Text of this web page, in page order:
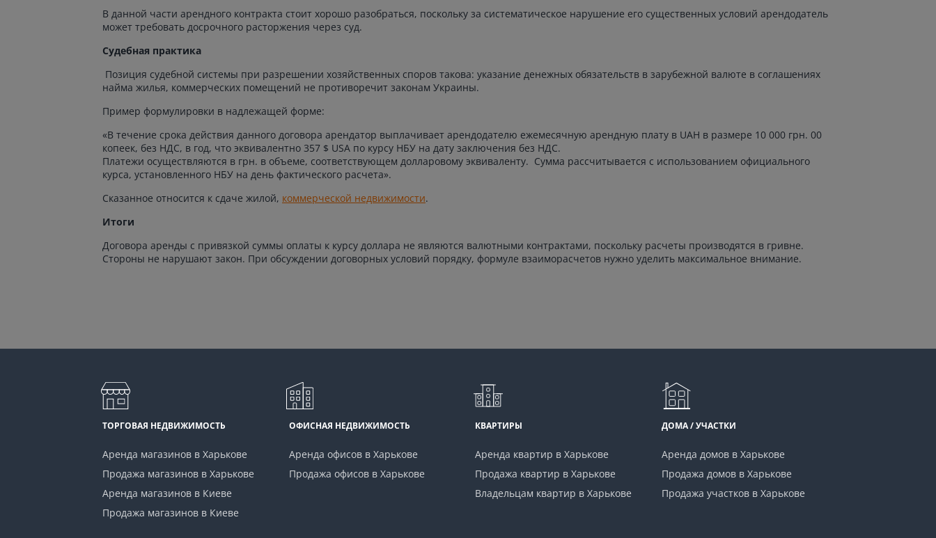
В данной части арендного контракта стоит хорошо разобраться, поскольку за систематическое нарушение его существенных условий арендодатель
может требовать досрочного расторжения через суд.
Судебная практика
Позиция судебной системы при разрешении хозяйственных споров такова: указание денежных обязательств в зарубежной валюте в соглашениях
найма жилья, коммерческих помещений не противоречит законам Украины.
Пример формулировки в надлежащей форме:
«В течение срока действия данного договора арендатор выплачивает арендодателю ежемесячную арендную плату в UAH в размере 10 000 грн. 00
копеек, без НДС, в год, что эквивалентно 357 $ USA по курсу НБУ на дату заключения без НДС.
Платежи осуществляются в грн. в объеме, соответствующем долларовому эквиваленту. Сумма рассчитывается с использованием официального
курса, установленного НБУ на день фактического расчета».
Сказанное относится к сдаче жилой, коммерческой недвижимости.
Итоги
Договора аренды с привязкой суммы оплаты к курсу доллара не являются валютными контрактами, поскольку расчеты производятся в гривне.
Стороны не нарушают закон. При обсуждении договорных условий порядку, формуле взаиморасчетов нужно уделить максимальное внимание.
ТОРГОВАЯ НЕДВИЖИМОСТЬ
Аренда магазинов в Харькове
Продажа магазинов в Харькове
Аренда магазинов в Киеве
Продажа магазинов в Киеве
ОФИСНАЯ НЕДВИЖИМОСТЬ
Аренда офисов в Харькове
Продажа офисов в Харькове
КВАРТИРЫ
Аренда квартир в Харькове
Продажа квартир в Харькове
Владельцам квартир в Харькове
ДОМА / УЧАСТКИ
Аренда домов в Харькове
Продажа домов в Харькове
Продажа участков в Харькове